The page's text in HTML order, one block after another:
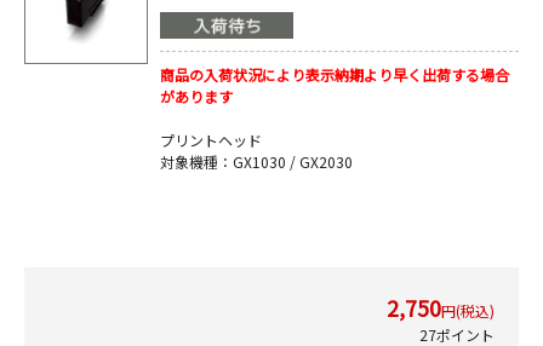
商品の入荷状況により表示納期より早く出荷する場合
があります
プリントヘッド
対象機種：GX1030 / GX2030
2,750円(税込)
27ポイント